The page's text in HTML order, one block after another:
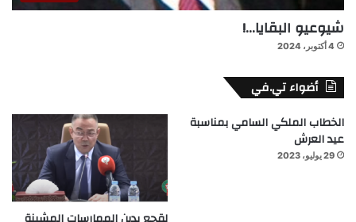
شيوعيو البقايا…!
4 أكتوبر، 2024
أضواء تي.في
الخطاب الملكي السامي بمناسبة
عيد العرش
29 يوليو، 2023